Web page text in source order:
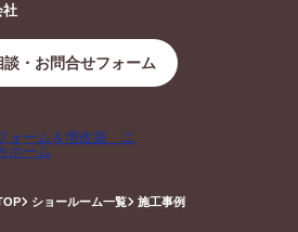
社
談・お問合せフォーム
ショールーム一覧 施工事例